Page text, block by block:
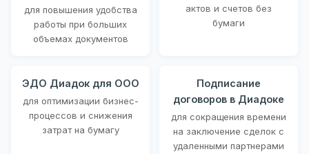
для повышения удобства
работы при больших
объемах документов
актов и счетов без
бумаги
ЭДО Диадок для ООО
для оптимизации бизнес-
процессов и снижения
затрат на бумагу
Подписание
договоров в Диадоке
для сокращения времени
на заключение сделок с
удаленными партнерами